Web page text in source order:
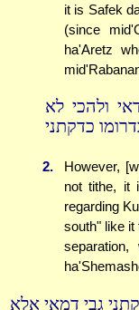
it is Safek
(since
ha'Aretz
ולהכי לא
כדקתני
2.
However,
not tithe, it
regarding
south" like it
גבי דמאי אלא